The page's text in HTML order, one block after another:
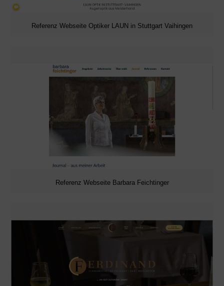
Referenz Webseite Optiker LAUN in Stuttgart Vaihingen
Referenz Webseite Barbara Feichtinger